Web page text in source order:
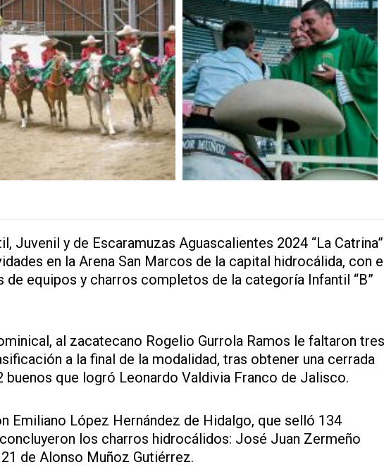
Juvenil y de Escaramuzas Aguascalientes 2024 “La Catrina”
en la Arena San Marcos de la capital hidrocálida, con
equipos y charros completos de la categoría Infantil “B”
al zacatecano Rogelio Gurrola Ramos le faltaron tres
a la final de la modalidad, tras obtener una cerrada
que logró Leonardo Valdivia Franco de Jalisco.
Emiliano López Hernández de Hidalgo, que selló 134
los charros hidrocálidos: José Juan Zermeño
de Alonso Muñoz Gutiérrez.